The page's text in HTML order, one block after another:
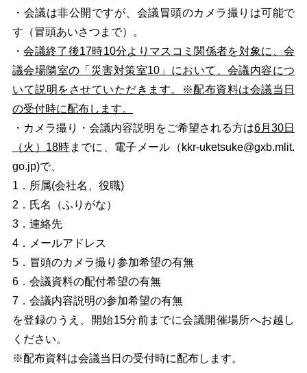
・会議は非公開ですが、会議冒頭のカメラ撮りは可能で
す（冒頭あいさつまで）。
・会議終了後17時10分よりマスコミ関係者を対象に、会
議会場隣室の「災害対策室10」において、会議内容につ
いて説明をさせていただきます。※配布資料は会議当日
の受付時に配布します。
・カメラ撮り・会議内容説明をご希望される方は6月30日
（火）18時 までに、電子メール（ kkr-uketsuke@gxb.mlit.
go.jp)で、
1．所属(会社名、役職)
2．氏名（ふりがな）
3．連絡先
4．メールアドレス
5．冒頭のカメラ撮り参加希望の有無
6．会議資料の配付希望の有無
7．会議内容説明の参加希望の有無
を登録のうえ、開始15分前までに会議開催場所へお越し
ください。
※配布資料は会議当日の受付時に配布します。